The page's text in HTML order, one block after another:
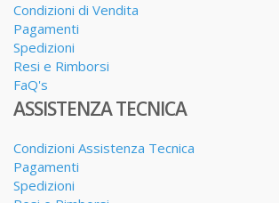
Condizioni di Vendita
Pagamenti
Spedizioni
Resi e Rimborsi
FaQ's
ASSISTENZA TECNICA
Condizioni Assistenza Tecnica
Pagamenti
Spedizioni